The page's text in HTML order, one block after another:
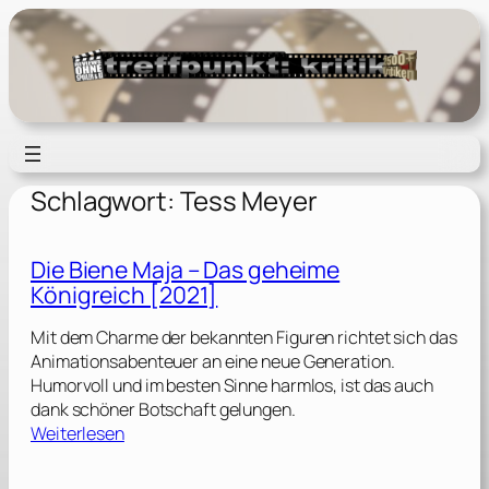
Zum
Inhalt
springen
Schlagwort: Tess Meyer
Die Biene Maja – Das geheime
Königreich [2021]
Mit dem Charme der bekannten Figuren richtet sich das
Animationsabenteuer an eine neue Generation.
Humorvoll und im besten Sinne harmlos, ist das auch
dank schöner Botschaft gelungen.
Weiterlesen: